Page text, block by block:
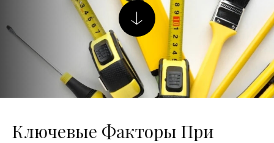
Ключевые Факторы При